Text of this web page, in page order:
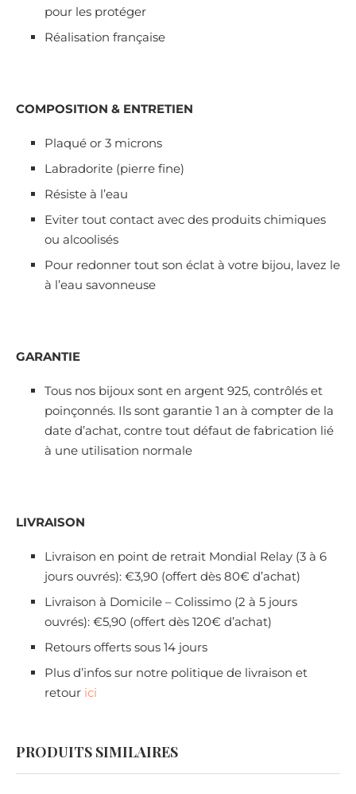
pour les protéger
Réalisation française
COMPOSITION & ENTRETIEN
Plaqué or 3 microns
Labradorite (pierre fine)
Résiste à l’eau
Eviter tout contact avec des produits chimiques
ou alcoolisés
Pour redonner tout son éclat à votre bijou, lavez le
à l’eau savonneuse
GARANTIE
Tous nos bijoux sont en argent 925, contrôlés et
poinçonnés. Ils sont garantie 1 an à compter de la
date d’achat, contre tout défaut de fabrication lié
à une utilisation normale
LIVRAISON
Livraison en point de retrait Mondial Relay (3 à 6
jours ouvrés): €3,90 (offert dès 80€ d’achat)
Livraison à Domicile – Colissimo (2 à 5 jours
ouvrés): €5,90 (offert dès 120€ d’achat)
Retours offerts sous 14 jours
Plus d’infos sur notre politique de livraison et
retour ici
PRODUITS SIMILAIRES